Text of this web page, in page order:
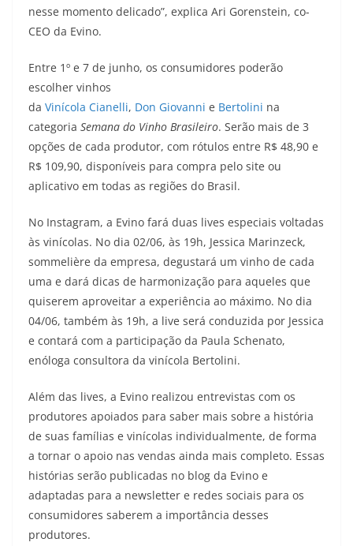
nesse momento delicado”, explica Ari Gorenstein, co-
CEO da Evino.
Entre 1º e 7 de junho, os consumidores poderão
escolher vinhos
da Vinícola Cianelli, Don Giovanni e Bertolini na
categoria Semana do Vinho Brasileiro. Serão mais de 3
opções de cada produtor, com rótulos entre R$ 48,90 e
R$ 109,90, disponíveis para compra pelo site ou
aplicativo em todas as regiões do Brasil.
No Instagram, a Evino fará duas lives especiais voltadas
às vinícolas. No dia 02/06, às 19h, Jessica Marinzeck,
sommelière da empresa, degustará um vinho de cada
uma e dará dicas de harmonização para aqueles que
quiserem aproveitar a experiência ao máximo. No dia
04/06, também às 19h, a live será conduzida por Jessica
e contará com a participação da Paula Schenato,
enóloga consultora da vinícola Bertolini.
Além das lives, a Evino realizou entrevistas com os
produtores apoiados para saber mais sobre a história
de suas famílias e vinícolas individualmente, de forma
a tornar o apoio nas vendas ainda mais completo. Essas
histórias serão publicadas no blog da Evino e
adaptadas para a newsletter e redes sociais para os
consumidores saberem a importância desses
produtores.